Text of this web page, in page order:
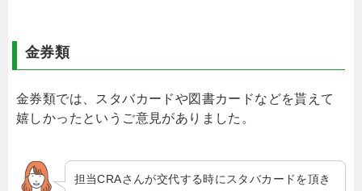
金券類
金券類では、スタバカードや図書カードなどを貰えて
嬉しかったというご意見がありました。
担当CRAさんが交代する時にスタバカードを頂き